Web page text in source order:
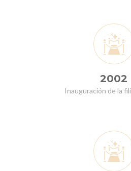
2002
Inauguración de la